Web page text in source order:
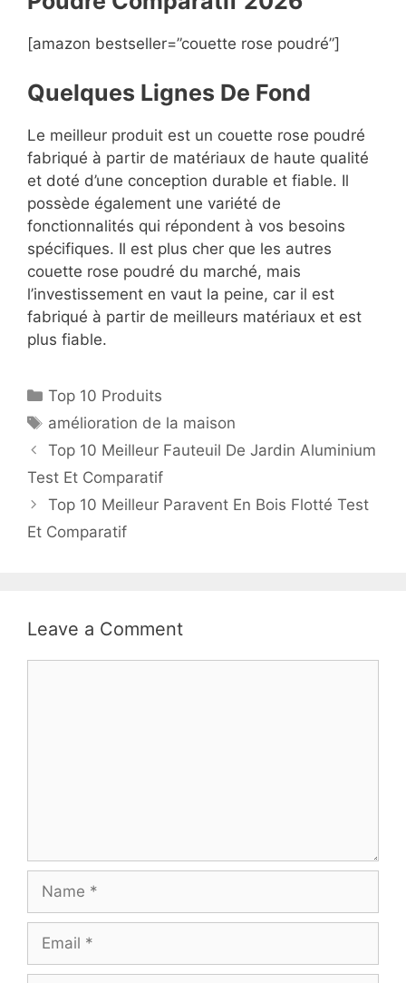
[amazon bestseller=”couette rose poudré”]
Quelques Lignes De Fond
Le meilleur produit est un couette rose poudré
fabriqué à partir de matériaux de haute qualité
et doté d’une conception durable et fiable. Il
possède également une variété de
fonctionnalités qui répondent à vos besoins
spécifiques. Il est plus cher que les autres
couette rose poudré du marché, mais
l’investissement en vaut la peine, car il est
fabriqué à partir de meilleurs matériaux et est
plus fiable.
Top 10 Produits
amélioration de la maison
Top 10 Meilleur Fauteuil De Jardin Aluminium
Test Et Comparatif
Top 10 Meilleur Paravent En Bois Flotté Test
Et Comparatif
Leave a Comment